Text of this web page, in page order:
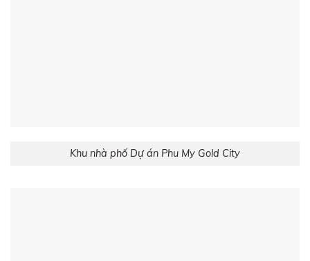
Khu nhà phố Dự án Phu My Gold City